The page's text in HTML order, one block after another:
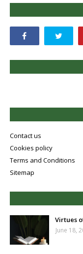
Contact us
Cookies policy
Terms and Conditions
Sitemap
Virtues
June 18,